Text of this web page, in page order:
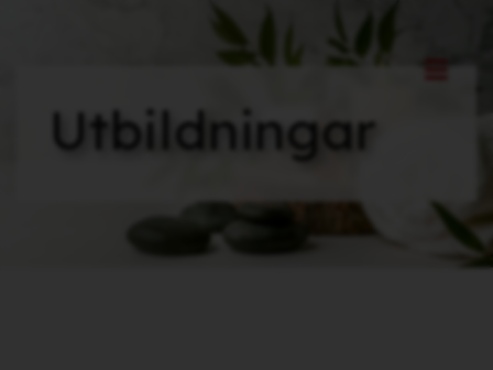
Utbildningar